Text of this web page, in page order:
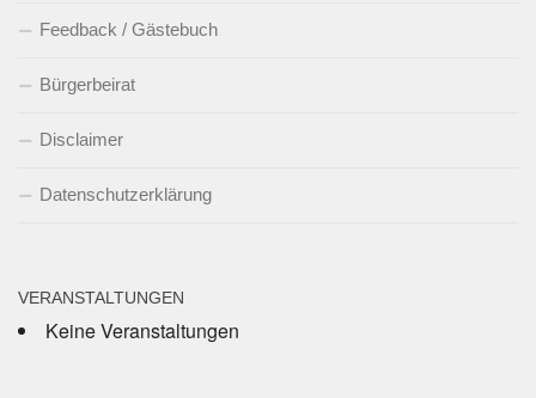
Feedback / Gästebuch
Bürgerbeirat
Disclaimer
Datenschutzerklärung
VERANSTALTUNGEN
Keine Veranstaltungen